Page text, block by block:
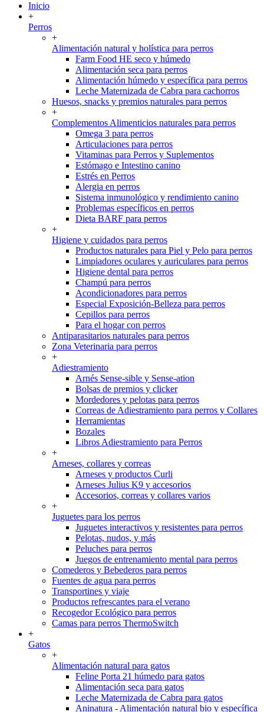
Inicio
+
Perros
+
Alimentación natural y holística para perros
Farm Food HE seco y húmedo
Alimentación seca para perros
Alimentación húmedo y específica para perros
Leche Maternizada de Cabra para cachorros
Huesos, snacks y premios naturales para perros
+
Complementos Alimenticios naturales para perros
Omega 3 para perros
Articulaciones para perros
Vitaminas para Perros y Suplementos
Estómago e Intestino canino
Estrés en Perros
Alergia en perros
Sistema inmunológico y rendimiento canino
Problemas específicos en perros
Dieta BARF para perros
+
Higiene y cuidados para perros
Productos naturales para Piel y Pelo para perros
Limpiadores oculares y auriculares para perros
Higiene dental para perros
Champú para perros
Acondicionadores para perros
Especial Exposición-Belleza para perros
Cepillos para perros
Para el hogar con perros
Antiparasitarios naturales para perros
Zona Veterinaria para perros
+
Adiestramiento
Arnés Sense-sible y Sense-ation
Bolsas de premios y clicker
Mordedores y pelotas para perros
Correas de Adiestramiento para perros y Collares
Herramientas
Bozales
Libros Adiestramiento para Perros
+
Arneses, collares y correas
Arneses y productos Curli
Arneses Julius K9 y accesorios
Accesorios, correas y collares varios
+
Juguetes para los perros
Juguetes interactivos y resistentes para perros
Pelotas, nudos, y más
Peluches para perros
Juegos de entrenamiento mental para perros
Comederos y Bebederos para perros
Fuentes de agua para perros
Transportines y viaje
Productos refrescantes para el verano
Recogedor Ecológico para perros
Camas para perros ThermoSwitch
+
Gatos
+
Alimentación natural para gatos
Feline Porta 21 húmedo para gatos
Alimentación seca para gatos
Leche Maternizada de Cabra para gatos
Aninatura - Alimentación natural bio y específica